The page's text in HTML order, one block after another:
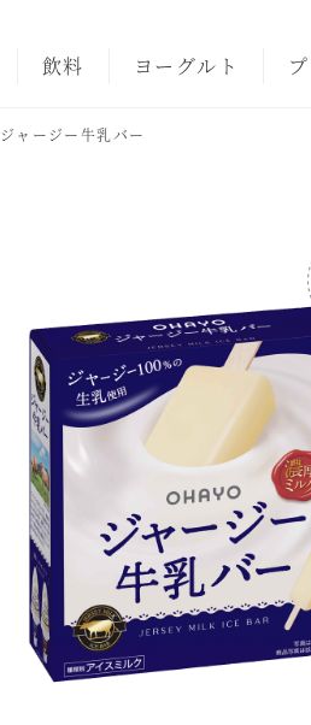
飲料 ヨーグルト
ジャージー牛乳バー